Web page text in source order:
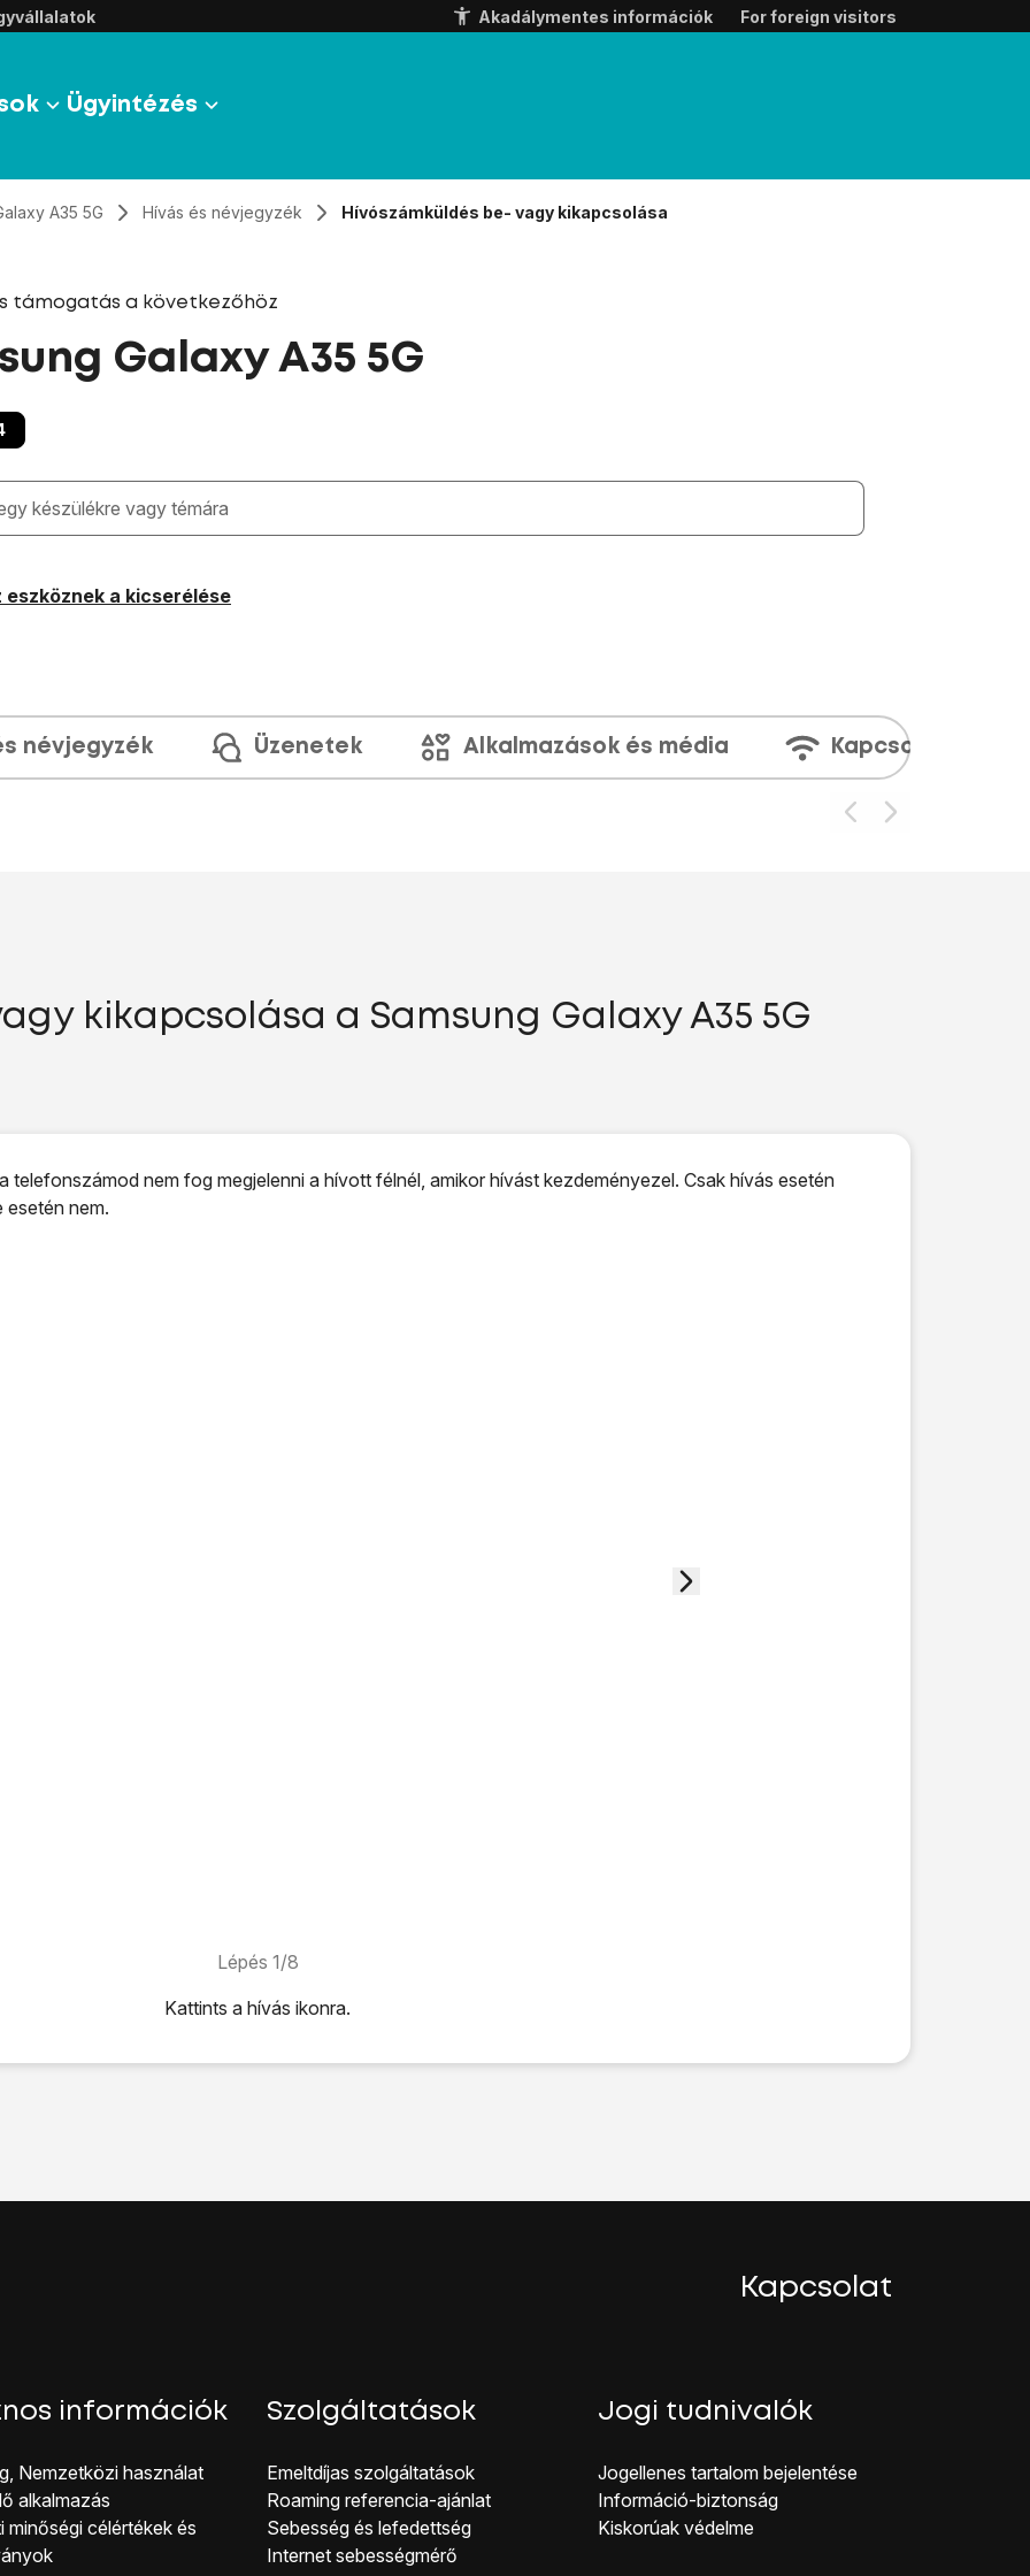
Akadálymentes információk For foreign visitors
Ügyintézés
A35 5G Hívás és névjegyzék Hívószámküldés be- vagy kikapcsolása
támogatás a következőhöz
Galaxy A35 5G
megjelennek a keresési javaslatok a mező alatt
eszköznek a kicserélése
névjegyzék Üzenetek Alkalmazások és média Kapcsolatok
kikapcsolása a Samsung Galaxy A35 5G
telefonszámod nem fog megjelenni a hívott félnél, amikor hívást kezdeményezel. Csak hívás esetén
esetén nem.
Lépés 1/8
Kattints a hívás ikonra.
Kapcsolat
információk
Nemzetközi használat
alkalmazás
minőségi célérté kek és
Szolgáltatások
Emeltdíjas szolgáltatások
Roaming referencia-ajánlat
Sebesség és lefedettség
Internet sebességmérő
Jogi tudnivalók
Jogellenes ta rtalom bejelentése
Inf ormáció-biztonság
Kiskorúak véd elme